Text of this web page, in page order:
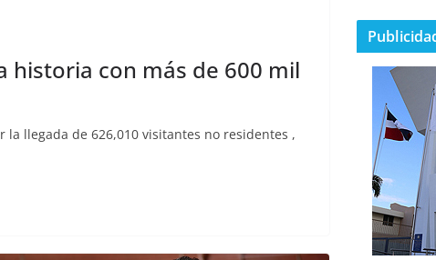
historia con más de 600 mil
llegada de 626,010 visitantes no residentes ,